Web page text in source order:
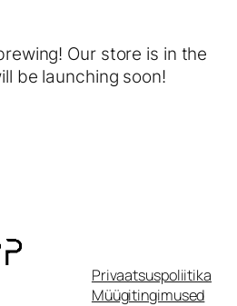
Our store is in the
be launching soon!
Privaatsuspoliitika
Müügitingimused